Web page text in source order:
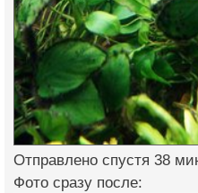
Отправлено спустя 38
Фото сразу после: